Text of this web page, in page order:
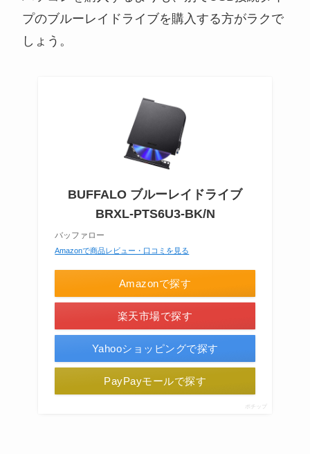
プのブルーレイドライブを購入する方がラクで
しょう。
BUFFALO ブルーレイドライブ
BRXL-PTS6U3-BK/N
バッファロー
Amazonで商品レビュー・口コミを見る
Amazonで探す
楽天市場で探す
Yahooショッピングで探す
PayPayモールで探す
ポチップ